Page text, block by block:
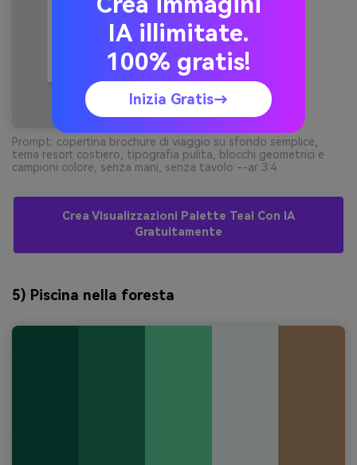
Prompt: copertina brochure di viaggio su sfondo semplice,
tema resort costiero, tipografia pulita, blocchi geometrici e
campioni colore, senza mani, senza tavolo --ar 3:4
Crea Visualizzazioni Palette Teal Con IA
Gratuitamente
5) Piscina nella foresta
IA illimitate.
100% gratis!
Inizia Gratis→